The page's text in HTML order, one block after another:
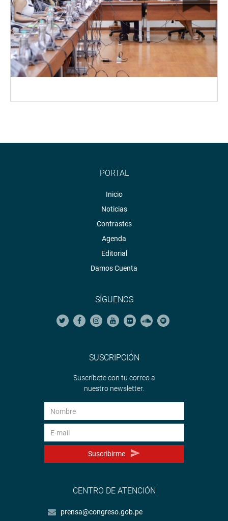
PORTAL
Inicio
Noticias
Contrastes
Agenda
Editorial
Damos Cuenta
SÍGUENOS
SUSCRIPCIÓN
Suscríbete con tu correo a
nuestro newsletter.
Suscribirme
CENTRO DE ATENCIÓN
prensa@congreso.gob.pe